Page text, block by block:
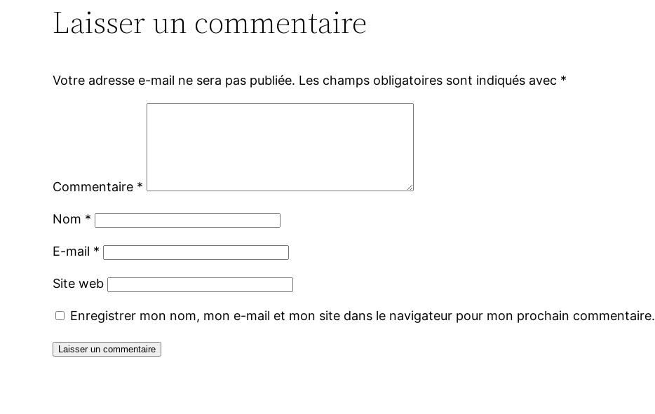
Laisser un commentaire
Votre adresse e-mail ne sera pas publiée. Les champs obligatoires sont indiqués avec *
Commentaire *
Nom *
E-mail *
Site web
Enregistrer mon nom, mon e-mail et mon site dans le navigateur pour mon prochain commentaire.